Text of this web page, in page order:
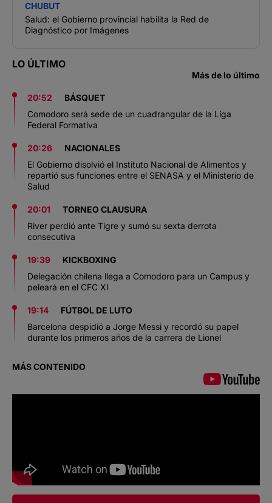
CHUBUT
Salud: el Gobierno provincial habilita la Red de
Diagnóstico por Imágenes
LO ÚLTIMO
Más de lo último
20:52
BÁSQUET
Comodoro será sede de un cuadrangular de la Liga
Federal Formativa
20:26
NACIONALES
El Gobierno disolvió el Instituto Nacional de Alimentos y
repartió sus funciones entre el SENASA y el Ministerio de
Salud
20:01
TORNEO CLAUSURA
River perdió ante Tigre y sumó su sexta derrota
consecutiva
19:39
KICKBOXING
Delegación chilena llega a Comodoro para un Campus y
peleará en el CFC XI
19:14
FÚTBOL DE LUTO
Barcelona despidió a Jorge Messi y recordó su papel
durante los primeros años de la carrera de Lionel
MÁS CONTENIDO